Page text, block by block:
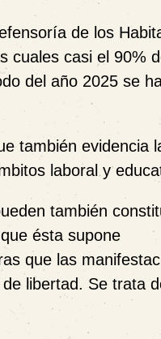
de los
cuales casi el 90%
del año 2025 se
también evidencia
laboral y
también
ésta supone
que las
libertad. Se trata